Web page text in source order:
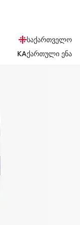
საქართველო
KAქართული ენა